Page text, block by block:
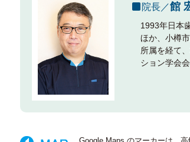
院長／館
1993年日本
ほか、小樽
所属を経て
ション学会